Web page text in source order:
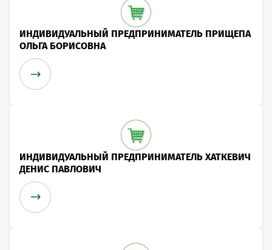
ИНДИВИДУАЛЬНЫЙ ПРЕДПРИНИМАТЕЛЬ ПРИЩЕПА
ОЛЬГА БОРИСОВНА
ИНДИВИДУАЛЬНЫЙ ПРЕДПРИНИМАТЕЛЬ ХАТКЕВИЧ
ДЕНИС ПАВЛОВИЧ